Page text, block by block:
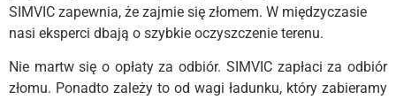
SIMVIC zapewnia, że zajmie się złomem. W międzyczasie
nasi eksperci dbają o szybkie oczyszczenie terenu.
Nie martw się o opłaty za odbiór. SIMVIC zapłaci za odbiór
złomu. Ponadto zależy to od wagi ładunku, który zabieramy